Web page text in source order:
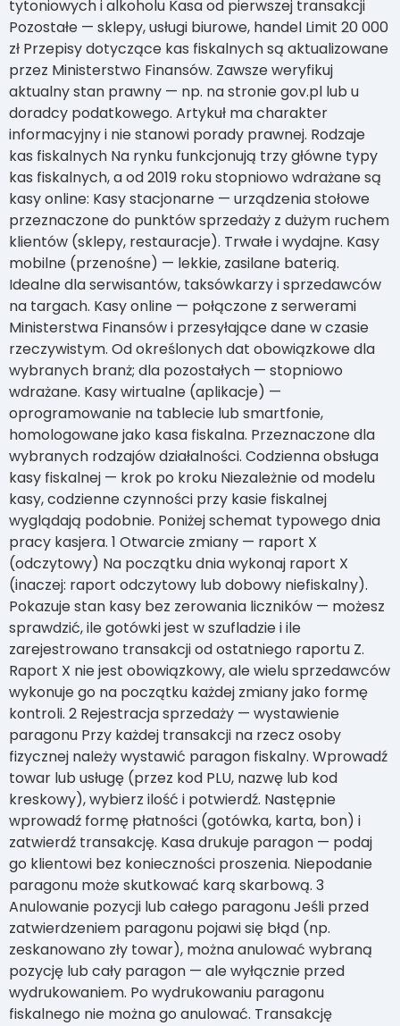
tytoniowych i alkoholu Kasa od pierwszej transakcji
Pozostałe — sklepy, usługi biurowe, handel Limit 20 000
zł Przepisy dotyczące kas fiskalnych są aktualizowane
przez Ministerstwo Finansów. Zawsze weryfikuj
aktualny stan prawny — np. na stronie gov.pl lub u
doradcy podatkowego. Artykuł ma charakter
informacyjny i nie stanowi porady prawnej. Rodzaje
kas fiskalnych Na rynku funkcjonują trzy główne typy
kas fiskalnych, a od 2019 roku stopniowo wdrażane są
kasy online: Kasy stacjonarne — urządzenia stołowe
przeznaczone do punktów sprzedaży z dużym ruchem
klientów (sklepy, restauracje). Trwałe i wydajne. Kasy
mobilne (przenośne) — lekkie, zasilane baterią.
Idealne dla serwisantów, taksówkarzy i sprzedawców
na targach. Kasy online — połączone z serwerami
Ministerstwa Finansów i przesyłające dane w czasie
rzeczywistym. Od określonych dat obowiązkowe dla
wybranych branż; dla pozostałych — stopniowo
wdrażane. Kasy wirtualne (aplikacje) —
oprogramowanie na tablecie lub smartfonie,
homologowane jako kasa fiskalna. Przeznaczone dla
wybranych rodzajów działalności. Codzienna obsługa
kasy fiskalnej — krok po kroku Niezależnie od modelu
kasy, codzienne czynności przy kasie fiskalnej
wyglądają podobnie. Poniżej schemat typowego dnia
pracy kasjera. 1 Otwarcie zmiany — raport X
(odczytowy) Na początku dnia wykonaj raport X
(inaczej: raport odczytowy lub dobowy niefiskalny).
Pokazuje stan kasy bez zerowania liczników — możesz
sprawdzić, ile gotówki jest w szufladzie i ile
zarejestrowano transakcji od ostatniego raportu Z.
Raport X nie jest obowiązkowy, ale wielu sprzedawców
wykonuje go na początku każdej zmiany jako formę
kontroli. 2 Rejestracja sprzedaży — wystawienie
paragonu Przy każdej transakcji na rzecz osoby
fizycznej należy wystawić paragon fiskalny. Wprowadź
towar lub usługę (przez kod PLU, nazwę lub kod
kreskowy), wybierz ilość i potwierdź. Następnie
wprowadź formę płatności (gotówka, karta, bon) i
zatwierdź transakcję. Kasa drukuje paragon — podaj
go klientowi bez konieczności proszenia. Niepodanie
paragonu może skutkować karą skarbową. 3
Anulowanie pozycji lub całego paragonu Jeśli przed
zatwierdzeniem paragonu pojawi się błąd (np.
zeskanowano zły towar), można anulować wybraną
pozycję lub cały paragon — ale wyłącznie przed
wydrukowaniem. Po wydrukowaniu paragonu
fiskalnego nie można go anulować. Transakcję